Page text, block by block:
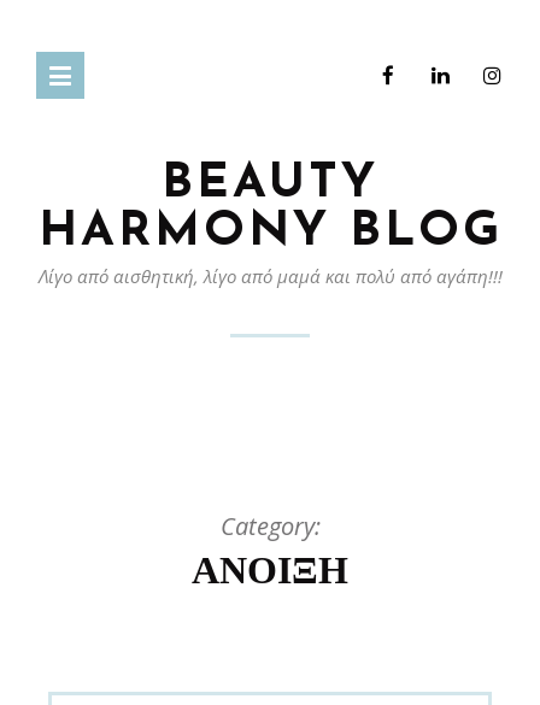
BEAUTY
HARMONY BLOG
Λίγο από αισθητική, λίγο από μαμά και πολύ από αγάπη!!!
Category:
ΑΝΟΙΞΗ